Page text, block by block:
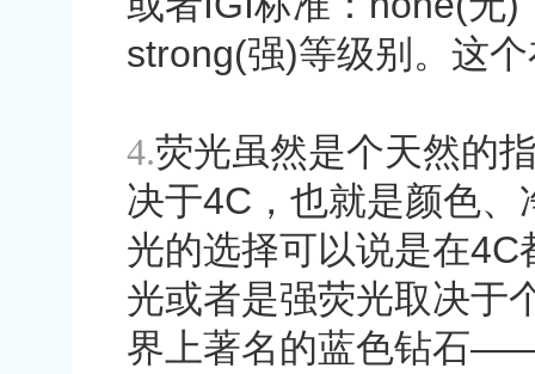
strong(强)等级别。这
4.荧光虽然是个天然的
决于4C ，也就是颜色
光的选择可以说是在4C
光或者是强荧光取决于
界上著名的蓝色钻石